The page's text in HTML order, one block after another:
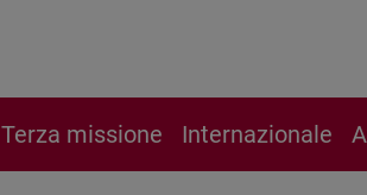
Terza missione Internazionale